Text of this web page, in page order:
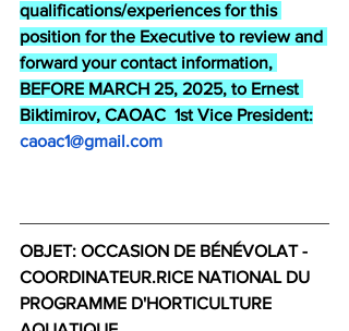
qualifications/experiences for this
position for the Executive to review and
forward your contact information,
BEFORE MARCH 25, 2025, to Ernest
Biktimirov, CAOAC  1st Vice President:
caoac1@gmail.com
OBJET: OCCASION DE BÉNÉVOLAT -
COORDINATEUR.RICE NATIONAL DU
PROGRAMME D'HORTICULTURE